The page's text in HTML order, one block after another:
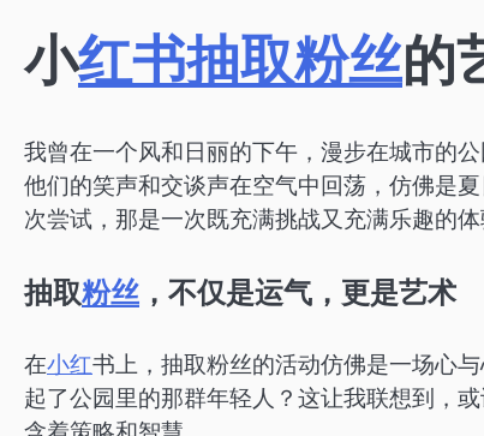
小红书抽取粉丝的
我曾在一个风和日丽的下午，漫步在城市的
他们的笑声和交谈声在空气中回荡，仿佛是
次尝试，那是一次既充满挑战又充满乐趣的体
抽取粉丝 ，不仅是运气，更是艺术
在小红书上，抽取粉丝的活动仿佛是一场心
起了公园里的那群年轻人？这让我联想到，